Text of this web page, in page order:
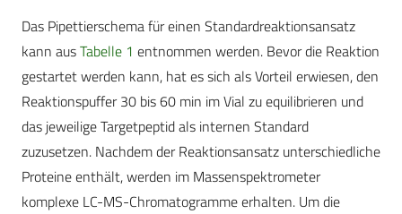
Das Pipettierschema für einen Standardreaktionsansatz
kann ausTabelle 1 entnommen werden. Bevor die Reaktion
gestartet werden kann, hat es sich als Vorteil erwiesen, den
Reaktionspuffer 30 bis 60 min im Vial zu equilibrieren und
das jeweilige Targetpeptid als internen Standard
zuzusetzen. Nachdem der Reaktionsansatz unterschiedliche
Proteine enthält, werden im Massenspektrometer
komplexe LC-MS-Chromatogramme erhalten. Um die